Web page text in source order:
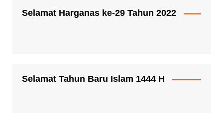
Selamat Harganas ke-29 Tahun 2022
Selamat Tahun Baru Islam 1444 H